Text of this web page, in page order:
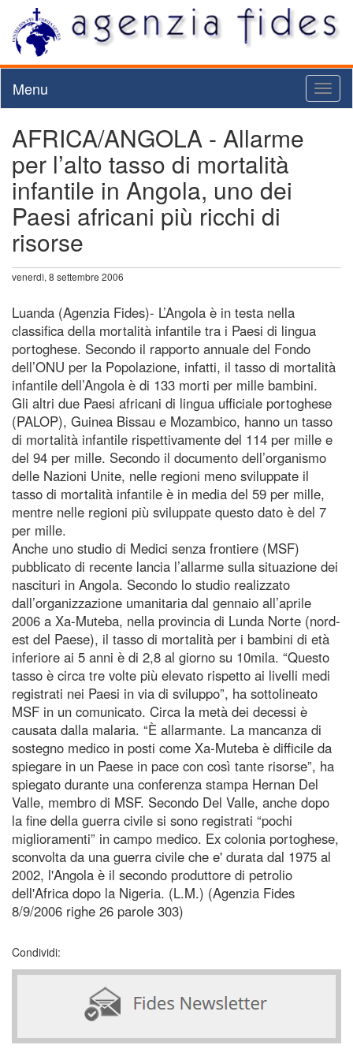
Menu
AFRICA/ANGOLA - Allarme
per l’alto tasso di mortalità
infantile in Angola, uno dei
Paesi africani più ricchi di
risorse
venerdì, 8 settembre 2006
Luanda (Agenzia Fides)- L’Angola è in testa nella
classifica della mortalità infantile tra i Paesi di lingua
portoghese. Secondo il rapporto annuale del Fondo
dell’ONU per la Popolazione, infatti, il tasso di mortalità
infantile dell’Angola è di 133 morti per mille bambini.
Gli altri due Paesi africani di lingua ufficiale portoghese
(PALOP), Guinea Bissau e Mozambico, hanno un tasso
di mortalità infantile rispettivamente del 114 per mille e
del 94 per mille. Secondo il documento dell’organismo
delle Nazioni Unite, nelle regioni meno sviluppate il
tasso di mortalità infantile è in media del 59 per mille,
mentre nelle regioni più sviluppate questo dato è del 7
per mille.
Anche uno studio di Medici senza frontiere (MSF)
pubblicato di recente lancia l’allarme sulla situazione dei
nascituri in Angola. Secondo lo studio realizzato
dall’organizzazione umanitaria dal gennaio all’aprile
2006 a Xa-Muteba, nella provincia di Lunda Norte (nord-
est del Paese), il tasso di mortalità per i bambini di età
inferiore ai 5 anni è di 2,8 al giorno su 10mila. “Questo
tasso è circa tre volte più elevato rispetto ai livelli medi
registrati nei Paesi in via di sviluppo”, ha sottolineato
MSF in un comunicato. Circa la metà dei decessi è
causata dalla malaria. “È allarmante. La mancanza di
sostegno medico in posti come Xa-Muteba è difficile da
spiegare in un Paese in pace con così tante risorse”, ha
spiegato durante una conferenza stampa Hernan Del
Valle, membro di MSF. Secondo Del Valle, anche dopo
la fine della guerra civile si sono registrati “pochi
miglioramenti” in campo medico. Ex colonia portoghese,
sconvolta da una guerra civile che e' durata dal 1975 al
2002, l'Angola è il secondo produttore di petrolio
dell'Africa dopo la Nigeria. (L.M.) (Agenzia Fides
8/9/2006 righe 26 parole 303)
Condividi: